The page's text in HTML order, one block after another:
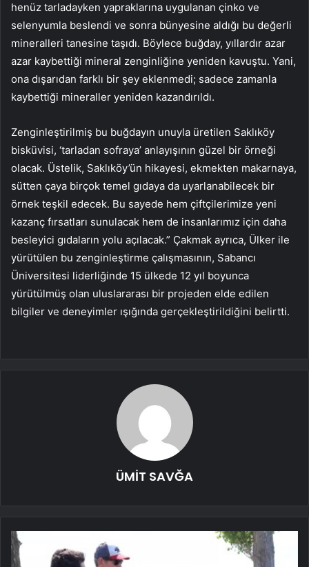
henüz tarladayken yapraklarına uygulanan çinko ve
selenyumla beslendi ve sonra bünyesine aldığı bu değerli
mineralleri tanesine taşıdı. Böylece buğday, yıllardır azar
azar kaybettiği mineral zenginliğine yeniden kavuştu. Yani,
ona dışarıdan farklı bir şey eklenmedi; sadece zamanla
kaybettiği mineraller yeniden kazandırıldı.
Zenginleştirilmiş bu buğdayın unuyla üretilen Saklıköy
bisküvisi, ‘tarladan sofraya’ anlayışının güzel bir örneği
olacak. Üstelik, Saklıköy’ün hikayesi, ekmekten makarnaya,
sütten çaya birçok temel gıdaya da uyarlanabilecek bir
örnek teşkil edecek. Bu sayede hem çiftçilerimize yeni
kazanç fırsatları sunulacak hem de insanlarımız için daha
besleyici gıdaların yolu açılacak.” Çakmak ayrıca, Ülker ile
yürütülen bu zenginleştirme çalışmasının, Sabancı
Üniversitesi liderliğinde 15 ülkede 12 yıl boyunca
yürütülmüş olan uluslararası bir projeden elde edilen
bilgiler ve deneyimler ışığında gerçekleştirildiğini belirtti.
ÜMİT SAVĞA